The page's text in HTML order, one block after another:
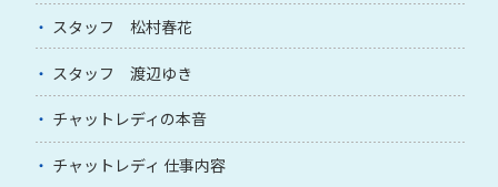
スタッフ 松村春花
スタッフ 渡辺ゆき
チャットレディの本音
チャットレディ 仕事内容